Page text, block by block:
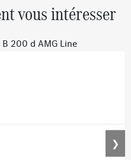
vous intéresser
❯